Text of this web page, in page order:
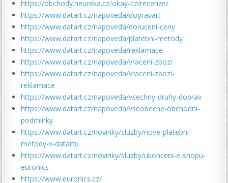
https://obchody.heureka.cz/okay-cz/recenze/
https://www.datart.cz/napoveda/dopravart
https://www.datart.cz/napoveda/doruceni-ceny
https://www.datart.cz/napoveda/platebni-metody
https://www.datart.cz/napoveda/reklamace
https://www.datart.cz/napoveda/vraceni-zbozi
https://www.datart.cz/napoveda/vraceni-zbozi-
reklamace
https://www.datart.cz/napoveda/vsechny-druhy-doprav
https://www.datart.cz/napoveda/vseobecne-obchodni-
podminky
https://www.datart.cz/novinky/sluzby/nove-platebni-
metody-v-datartu
https://www.datart.cz/novinky/sluzby/ukonceni-e-shopu-
euronics
https://www.euronics.cz/